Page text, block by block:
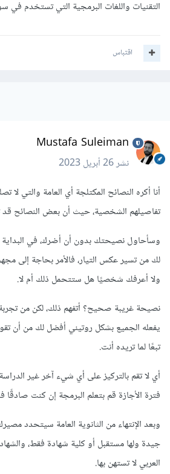
التقنيات واللغات البرمجية التي تستخدم في
اقتباس
Mustafa Suleiman
نشر26 أبريل 2023
أنا أكره النصائح المكتلجة أي العامة والتي لا
تفاصيلهم الشخصية، حيث أن بعض النصائح قد
وسأحاول نصيحتك بدون أن أضرك، في البداية
لك من تسير عكس التيار، فالأمر بحاجة إلى
ولا أعرفك شخصيًا هل ستتحمل ذلك أم لا.
نصيحة غريبة صحيح؟ أتفهم ذلك، لكن من
يفعله الجميع بشكل روتيني أفضل لك من أن
تبعًا لما تريده أنت.
أي لا تقم بالتركيز على أي شيء آخر غير
فترة الأجازة قم بتعلم البرمجة إن كنت صادقًا
وبعد الإنتهاء من الثانوية العامة سيتحدد
جيدة ولها مستقبل أو كلية شهادة فقط،
العربي لا تستهن بها.